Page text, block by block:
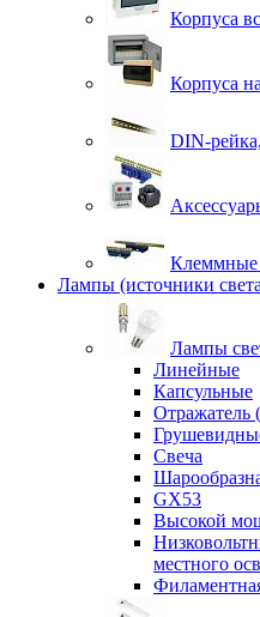
Корпуса
Корпуса
DIN-
Клеммные
Лампы (источники
Лампы
Линейные
Капсульные
Отражатель
Свеча
GX53
Высокой
местного